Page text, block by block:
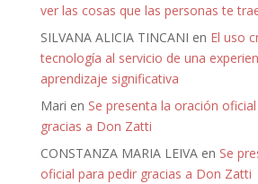
ver las cosas que las personas te
SILVANA ALICIA TINCANI en El uso
tecnología al servicio de una
aprendizaje significativa
Mari en Se presenta la oración
gracias a Don Zatti
CONSTANZA MARIA LEIVAen Se
oficial para pedir gracias a Don Zatti